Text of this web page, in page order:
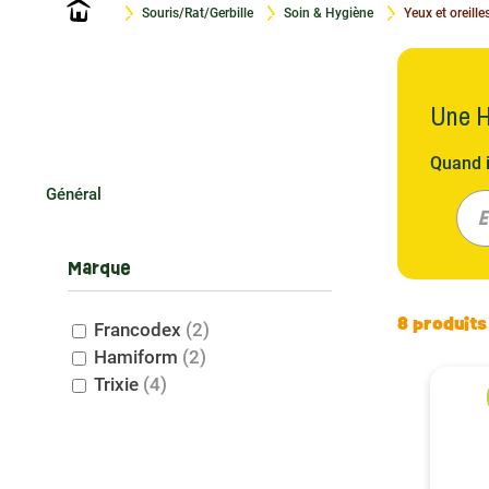
Accueil Souris/Rat/Gerbille Soin & Hygiène Yeux et
Général
Marque
Francodex (2)
Hamiform (2)
Trixie (4)
Une
Quand
doit
bien-
8 produits